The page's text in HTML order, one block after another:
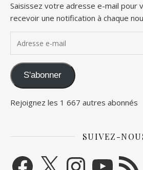
Saisissez votre adresse e-mail pour
recevoir une notification à chaque
S'abonner
Rejoignez les 1 667 autres abonnés
SUIVEZ-
Facebook
X InstagramYouTubeFlux